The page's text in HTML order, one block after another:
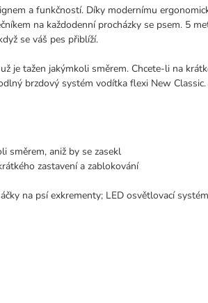
a funkčností. Díky modernímu
na každodenní procházky se psem. 5
se váš pes přiblíží.
je tažen jakýmkoli směrem. Chcete-li na
brzdový systém vodítka flexi New Classic.
směrem, aniž by se zasekl
zastavení a zablokování
na psí exkrementy; LED osvětlovací